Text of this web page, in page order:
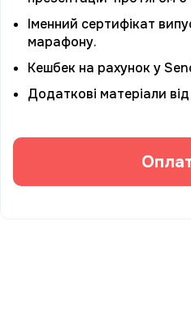
Іменний сертифікат
марафону.
Кешбек на рахунок у
Додаткові матеріали